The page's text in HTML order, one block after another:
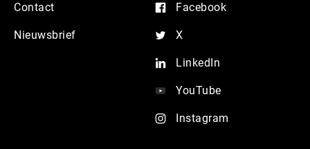
Contact
Nieuwsbrief
Facebook
X
LinkedIn
YouTube
Instagram